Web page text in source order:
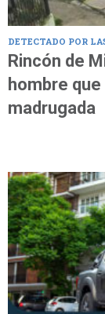
DETECTADO POR
Rincón de
hombre
madrugada